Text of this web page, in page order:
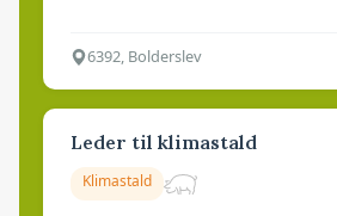
6392, Bolderslev
Leder til klimastald
Klimastald